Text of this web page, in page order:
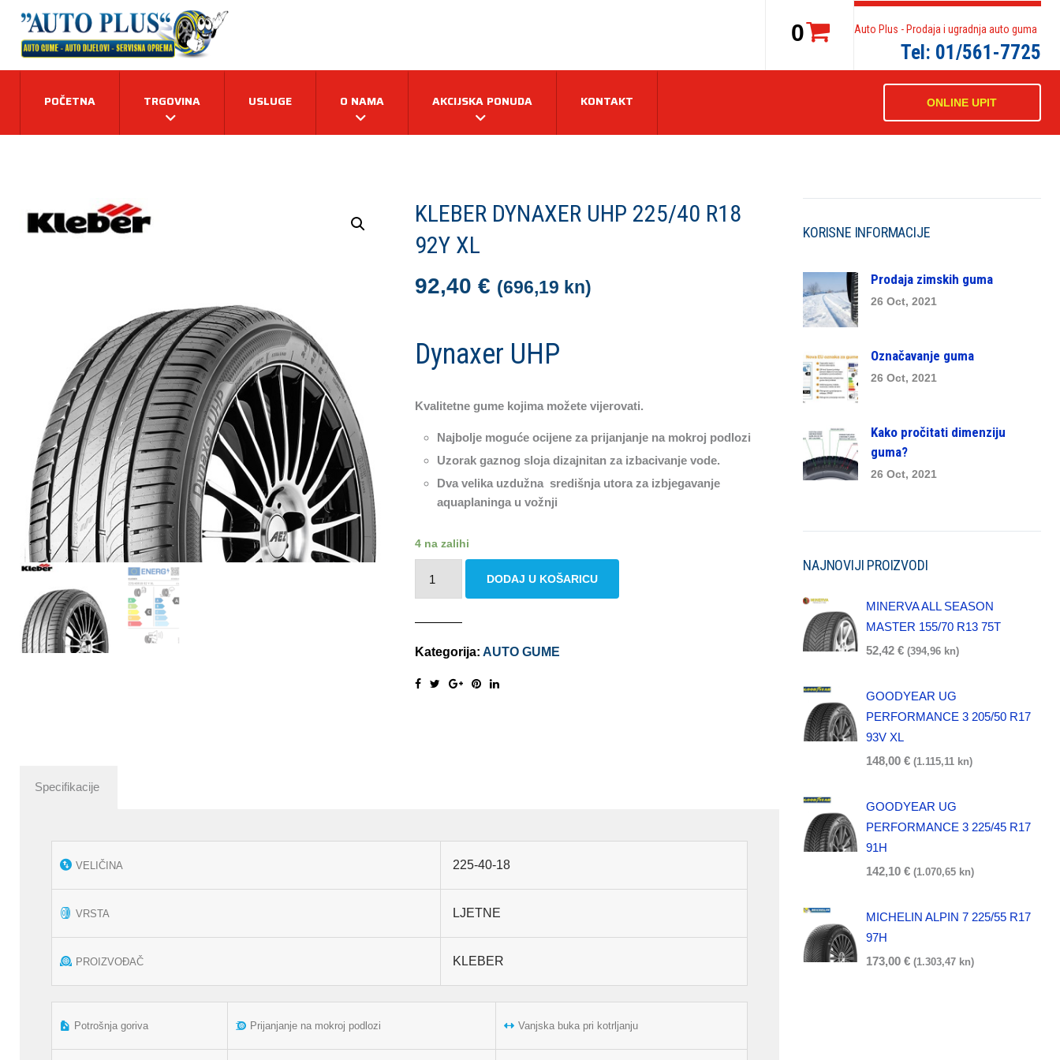
0 Auto Plus - Prodaja i ugradnja auto guma
Tel: 01/561-7725
ONLINE UPIT
POČETNA TRGOVINA USLUGE O NAMA AKCIJSKA PONUDA KONTAKT
KLEBER DYNAXER UHP 225/40 R18
92Y XL
92,40 € (696,19 kn)
Dynaxer UHP
Kvalitetne gume kojima možete vijerovati.
Najbolje moguće ocijene za prijanjanje na mokroj podlozi
Uzorak gaznog sloja dizajnitan za izbacivanje vode.
Dva velika uzdužna središnja utora za izbjegavanje
aquaplaninga u vožnji
4 na zalihi
DYNAXER
225/40
XL
DODAJ U KOŠARICU
Kategorija: AUTO GUME
Specifikacije
VELIČINA 225-40-18
VRSTA LJETNE
PROIZVOĐAČ KLEBER
Potrošnja goriva Prijanjanje na mokroj podlozi Vanjska buka pri kotrljanju
KORISNE INFORMACIJE
Prodaja zimskih guma
26 Oct, 2021
Označavanje guma
26 Oct, 2021
Kako pročitati dimenziju
guma?
26 Oct, 2021
NAJNOVIJI PROIZVODI
MINERVA ALL SEASON
MASTER 155/70 R13 75T
52,42€ (394,96 kn)
GOODYEAR UG
PERFORMANCE 3 205/50 R17
93V XL
148,00€ (1.115,11 kn)
GOODYEAR UG
PERFORMANCE 3 225/45 R17
91H
142,10€ (1.070,65 kn)
MICHELIN ALPIN 7 225/55 R17
97H
173,00€ (1.303,47 kn)